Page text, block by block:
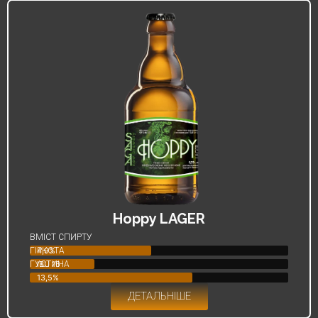
Hoppy LAGER
ВМІСТ СПИРТУ
4,9%
ГІРКОТА
IBU 16
ГУСТИНА
13,5%
ДЕТАЛЬНІШЕ